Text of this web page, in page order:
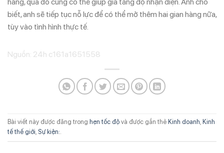
biết, anh sẽ tiếp tục nỗ lực để có thể mở thêm hai gian hàng nữa,
tùy vào tình hình thực tế.
Nguồn: 24h c161a1651558
Bài viết này được đăng trong hẹn tốc độ và được gắn thẻ Kinh doanh, Kinh
tế thế giới, Sự kiện:.